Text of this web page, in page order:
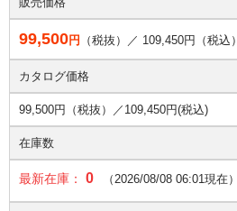
99,500円 （税抜）／ 109,450円（税込）
カタログ価格
99,500円（税抜）／ 109,450円(税込)
在庫数
最新在庫： 0 （2026/08/08 06:01現在）